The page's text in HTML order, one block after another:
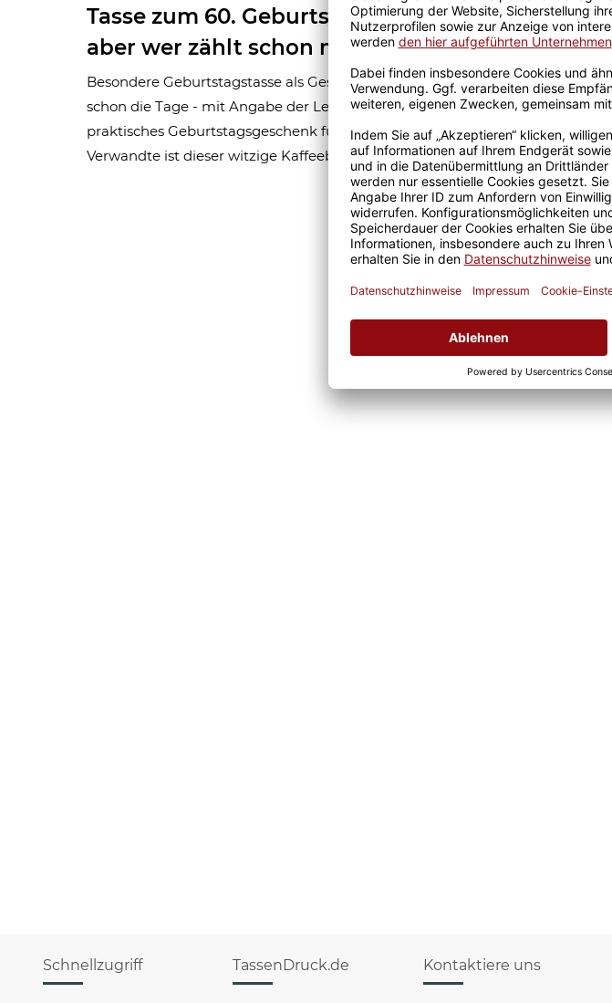
Tasse zum 60. Geburtstag - 21915 Tage alt -
aber wer zählt schon mit - Weiß
Besondere Geburtstagstasse als Geschenk zum 60. Geburtstag - Wer zählt
schon die Tage - mit Angabe der Lebensjahre in Tagen. Ein originelles und
praktisches Geburtstagsgeschenk für 60jährige Freunde, Kollegen und
Verwandte ist dieser witzige Kaffeebecher aus hochwertiger Keramik.
Schnellzugriff TassenDruck.de Kontaktiere uns